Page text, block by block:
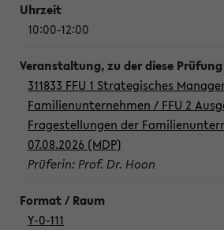
10:00-12:00
311833 FFU 1 Strategisches
Familienunternehmen / FFU 2
Fragestellungen der
07.08.2026 (MDP)
Prüferin: Prof. Dr. Hoon
Y-0-111